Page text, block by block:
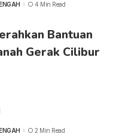
4 Min Read
Bantuan
Gerak Cilibur
2 Min Read